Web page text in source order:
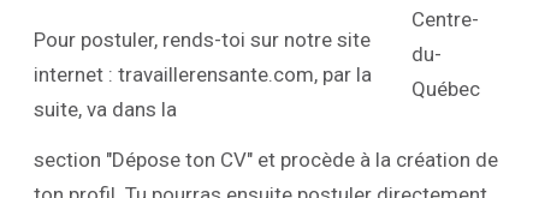
Pour postuler, rends-toi sur notre site
internet : travaillerensante.com, par la
suite, va dans la
section "Dépose ton CV" et procède à la création de